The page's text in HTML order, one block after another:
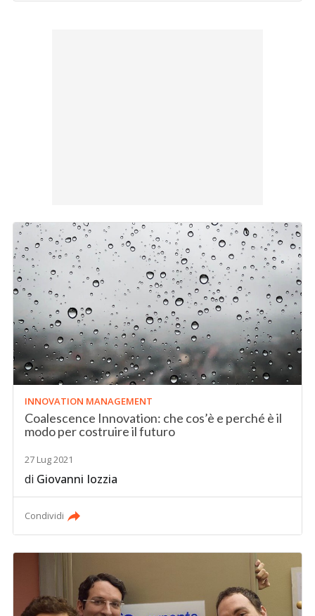
INNOVATION MANAGEMENT
Coalescence Innovation: che cos’è e perché è il
modo per costruire il futuro
27 Lug 2021
di Giovanni Iozzia
Condividi